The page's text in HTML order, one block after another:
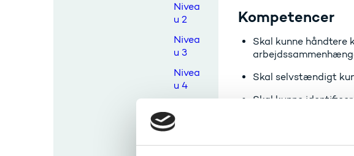
Nivea
u 2
Nivea
u 3
Nivea
u 4
u 5
Kompetencer
Skal kunne håndtere
Skal selvstændigt
Skal kunne